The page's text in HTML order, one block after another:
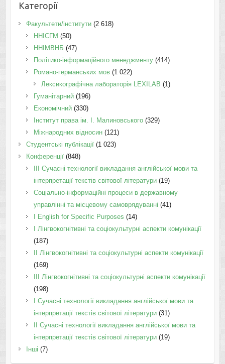
Категорії
Факультети/інститути(2 618)
ННІСГМ (50)
ННІМВНБ (47)
Політико-інформаційного менеджменту(414)
Романо-германських мов(1 022)
Лексикографічна лабораторія LEXILAB (1)
Гуманітарний(196)
Економічний(330)
Інститут права ім. І. Малиновського(329)
Міжнародних відносин(121)
Студентські публікації(1 023)
Конференції(848)
III Сучасні технології викладання англійської мови та
інтерпретації текстів світової літератури(19)
Соціально-інформаційні процеси в державному
управлінні та місцевому самоврядуванні (41)
І English for Specific Purposes (14)
I Лінгвокогнітивні та соціокультурні аспекти комунікації
(187)
IІ Лінгвокогнітивні та соціокультурні аспекти комунікації
(169)
IІI Лінгвокогнітивні та соціокультурні аспекти комунікації
(198)
I Cучасні технології викладання англійської мови та
інтерпретації текстів світової літератури(31)
II Cучасні технології викладання англійської мови та
інтерпретації текстів світової літератури(19)
Інші (7)